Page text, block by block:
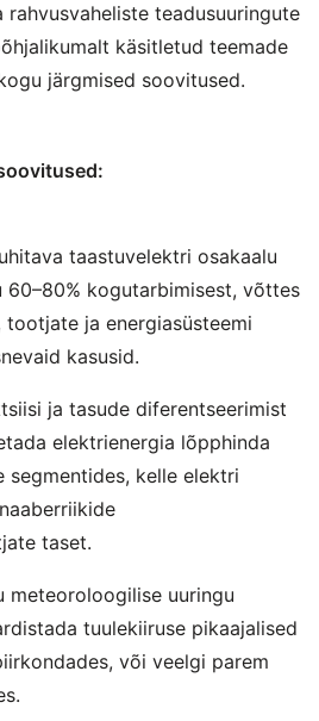
rahvusvaheliste teadusuuringute
käsitletud teemade
järgmised soovitused.
taastuvelektri osakaalu
60–80% kogutarbimisest, võttes
ja energiasüsteemi
kasusid.
ja tasude diferentseerimist
elektrienergia lõpphinda
segmentides, kelle elektri
taset.
meteoroloogilise uuringu
tuulekiiruse pikaajalised
või veelgi parem